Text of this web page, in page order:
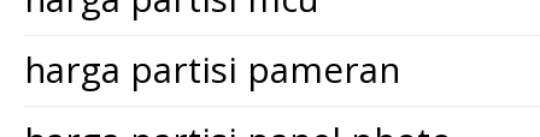
harga partisi pameran